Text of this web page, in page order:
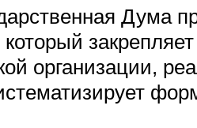
Дума
который
организации,